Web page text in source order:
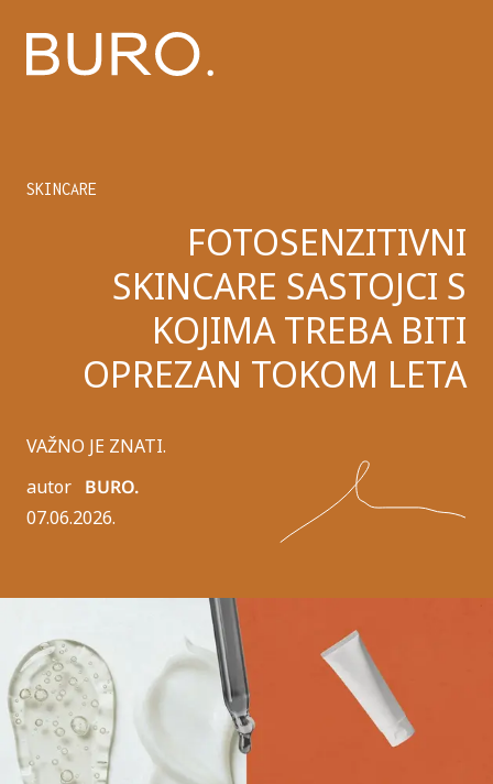
SKINCARE
FOTOSENZITIVNI
SKINCARE SASTOJCI S
KOJIMA TREBA BITI
OPREZAN TOKOM LETA
VAŽNO JE ZNATI.
autor BURO.
07.06.2026.